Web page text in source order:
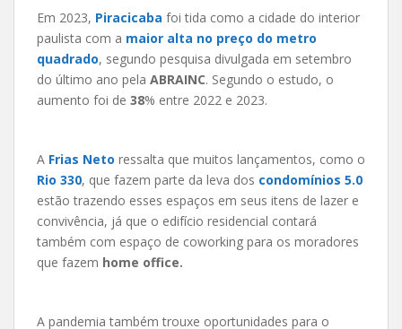
Em 2023, Piracicaba foi tida como a cidade do interior
paulista com a maior alta no preço do metro
quadrado, segundo pesquisa divulgada em setembro
do último ano pela ABRAINC. Segundo o estudo, o
aumento foi de 38% entre 2022 e 2023.
A Frias Neto ressalta que muitos lançamentos, como o
Rio 330, que fazem parte da leva dos condomínios 5.0
estão trazendo esses espaços em seus itens de lazer e
convivência, já que o edifício residencial contará
também com espaço de coworking para os moradores
que fazem home office.
A pandemia também trouxe oportunidades para o